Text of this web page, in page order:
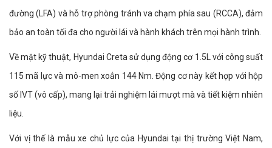
đường (LFA) và hỗ trợ phòng tránh va chạm phía sau (RCCA), đảm
bảo an toàn tối đa cho người lái và hành khách trên mọi hành trình.
Về mặt kỹ thuật, Hyundai Creta sử dụng động cơ 1.5L với công suất
115 mã lực và mô-men xoắn 144 Nm. Động cơ này kết hợp với hộp
số IVT (vô cấp), mang lại trải nghiệm lái mượt mà và tiết kiệm nhiên
liệu.
Với vị thế là mẫu xe chủ lực của Hyundai tại thị trường Việt Nam,